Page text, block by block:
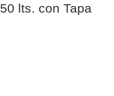
lts. con Tapa